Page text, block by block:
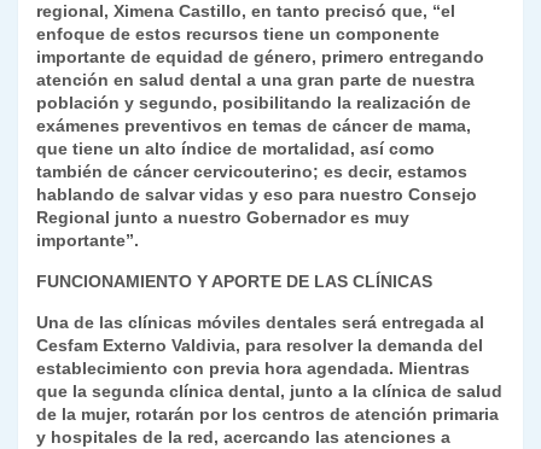
regional, Ximena Castillo, en tanto precisó que, “el
enfoque de estos recursos tiene un componente
importante de equidad de género, primero entregando
atención en salud dental a una gran parte de nuestra
población y segundo, posibilitando la realización de
exámenes preventivos en temas de cáncer de mama,
que tiene un alto índice de mortalidad, así como
también de cáncer cervicouterino; es decir, estamos
hablando de salvar vidas y eso para nuestro Consejo
Regional junto a nuestro Gobernador es muy
importante”.
FUNCIONAMIENTO Y APORTE DE LAS CLÍNICAS
Una de las clínicas móviles dentales será entregada al
Cesfam Externo Valdivia, para resolver la demanda del
establecimiento con previa hora agendada. Mientras
que la segunda clínica dental, junto a la clínica de salud
de la mujer, rotarán por los centros de atención primaria
y hospitales de la red, acercando las atenciones a